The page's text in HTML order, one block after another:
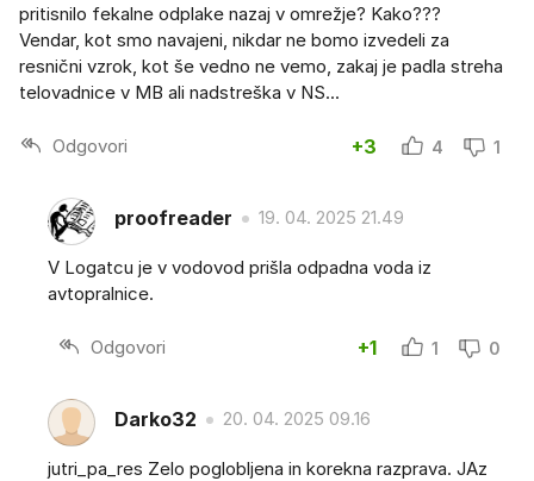
pritisnilo fekalne odplake nazaj v omrežje? Kako???
Vendar, kot smo navajeni, nikdar ne bomo izvedeli za
resnični vzrok, kot še vedno ne vemo, zakaj je padla streha
telovadnice v MB ali nadstreška v NS...
Odgovori +3 4 1
proofreader 19. 04. 2025 21.49
V Logatcu je v vodovod prišla odpadna voda iz
avtopralnice.
Odgovori +1 1 0
Darko32 20. 04. 2025 09.16
jutri_pa_res Zelo poglobljena in korekna razprava. JAz